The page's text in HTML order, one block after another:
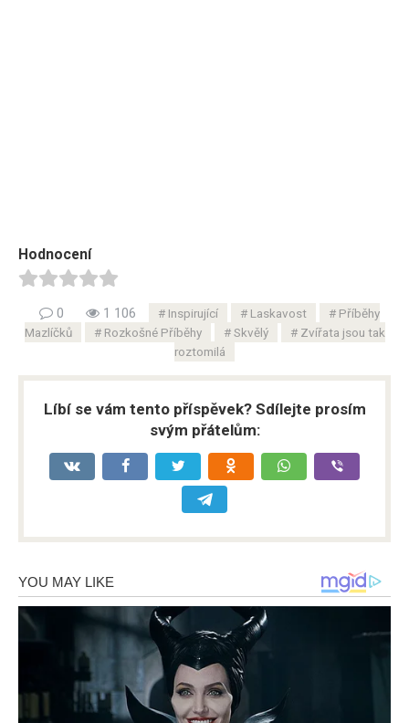
Hodnocení
0 1 106 Inspirující Laskavost
Příběhy
Mazlíčků
Rozkošné Příběhy Skvělý
Zvířata jsou tak
roztomilá
Líbí se vám tento příspěvek? Sdílejte prosím
svým přátelům: